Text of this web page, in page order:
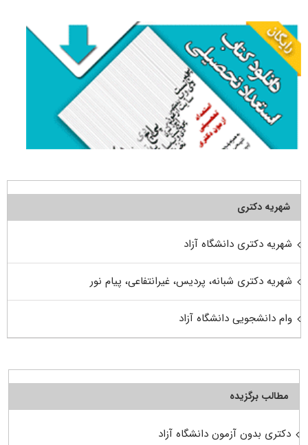
شهریه دکتری
شهریه دکتری دانشگاه آزاد
شهریه دکتری شبانه، پردیس، غیرانتفاعی، پیام نور
وام دانشجویی دانشگاه آزاد
مطالب برگزیده
دکتری بدون آزمون دانشگاه آزاد